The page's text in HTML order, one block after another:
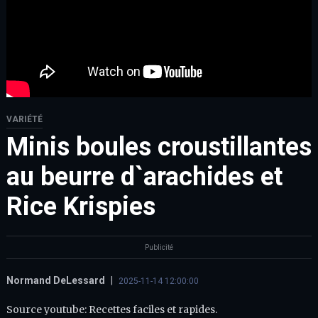
VARIÉTÉ
Minis boules croustillantes
au beurre d`arachides et
Rice Krispies
Publicité
Normand DeLessard 2025-11-14 12:00:00
Source youtube: Recettes faciles et rapides.